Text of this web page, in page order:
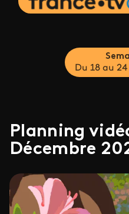
Du 18 au
Planning
Décembre